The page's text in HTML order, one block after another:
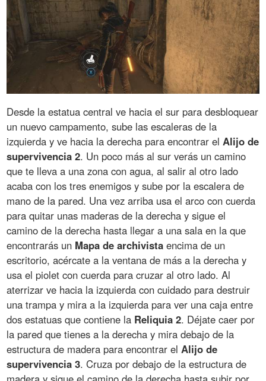
Desde la estatua central ve hacia el sur para desbloquear
un nuevo campamento, sube las escaleras de la
izquierda y ve hacia la derecha para encontrar el Alijo de
supervivencia 2. Un poco más al sur verás un camino
que te lleva a una zona con agua, al salir al otro lado
acaba con los tres enemigos y sube por la escalera de
mano de la pared. Una vez arriba usa el arco con cuerda
para quitar unas maderas de la derecha y sigue el
camino de la derecha hasta llegar a una sala en la que
encontrarás un Mapa de archivista encima de un
escritorio, acércate a la ventana de más a la derecha y
usa el piolet con cuerda para cruzar al otro lado. Al
aterrizar ve hacia la izquierda con cuidado para destruir
una trampa y mira a la izquierda para ver una caja entre
dos estatuas que contiene la Reliquia 2. Déjate caer por
la pared que tienes a la derecha y mira debajo de la
estructura de madera para encontrar el Alijo de
supervivencia 3. Cruza por debajo de la estructura de